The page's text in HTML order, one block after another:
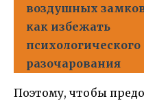
воздушных
как избежать
психологического
разочарования
Поэтому, чтобы